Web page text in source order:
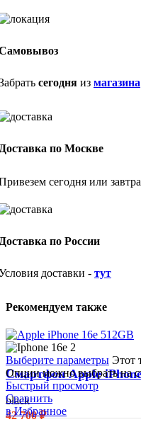
сегодня из магазина
по Москве
сегодня или
по России
доставки - тут
Рекомендуем также
Выберите параметры Этот
Опции можно выбрать на
Быстрый просмотр
Сравнить
в Избранное
Смартфон Apple
black
42 700₽